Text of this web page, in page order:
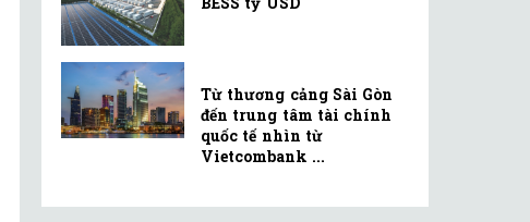
Từ thương cảng Sài Gòn
đến trung tâm tài chính
quốc tế nhìn từ
Vietcombank ...